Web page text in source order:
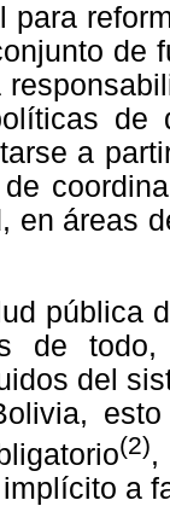
para
de
de
a
en áreas
pública
de
del
(2),
a